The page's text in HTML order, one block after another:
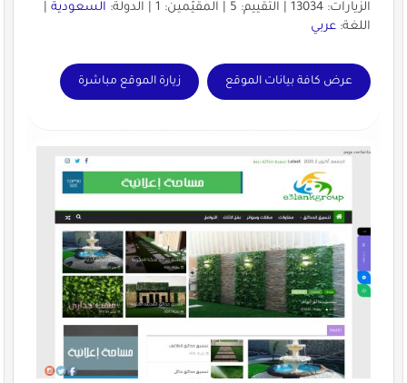
الزيارات: 13034 | التقييم: 5 | المقيّمين: 1 | الدولة:
السعودية|
اللغة: عربي
عرض كافة بيانات الموقع زيارة الموقع مباشرة